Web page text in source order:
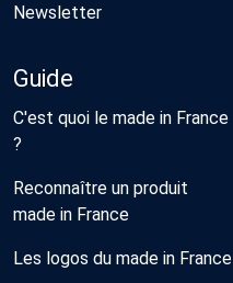
Newsletter
Guide
C'est quoi le made in France
?
Reconnaître un produit
made in France
Les logos du made in France